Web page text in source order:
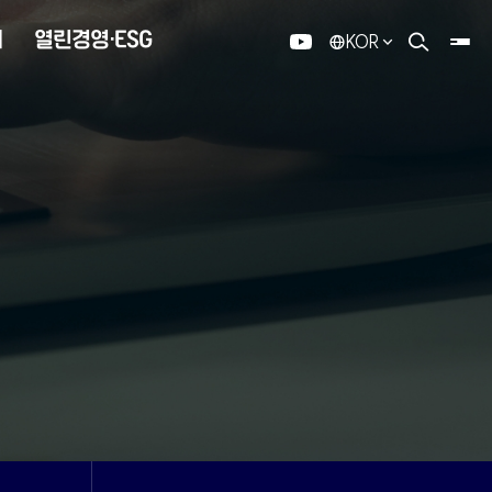
유튜브
KOR
검색 열기
열린경영·ESG